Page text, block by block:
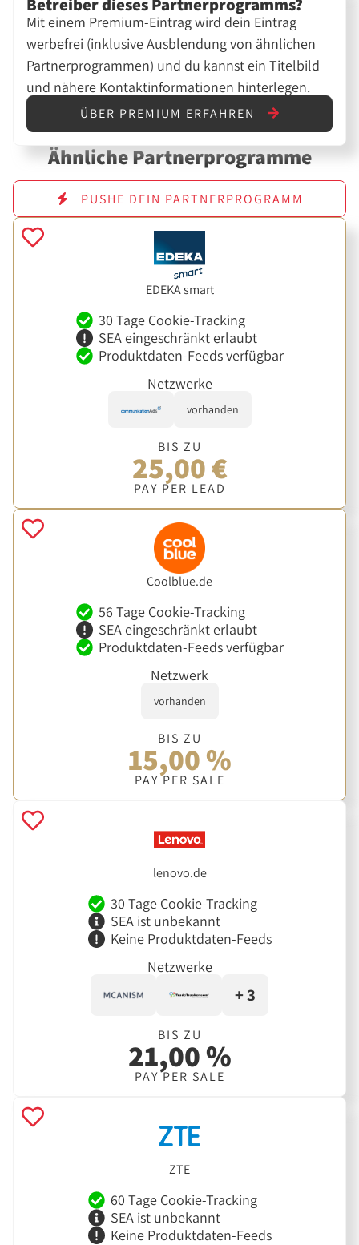
Mit einem Premium-Eintrag wird dein Eintrag
werbefrei (inklusive Ausblendung von ähnlichen
Partnerprogrammen) und du kannst ein Titelbild
und nähere Kontaktinformationen hinterlegen.
ÜBER PREMIUM ERFAHREN
Ähnliche Partnerprogramme
PUSHE DEIN PARTNERPROGRAMM
EDEKA smart
30 Tage Cookie-Tracking
SEA eingeschränkt erlaubt
Produktdaten-Feeds verfügbar
Netzwerke
vorhanden
BIS ZU
25,00 €
PAY PER LEAD
Coolblue.de
56 Tage Cookie-Tracking
SEA eingeschränkt erlaubt
Produktdaten-Feeds verfügbar
Netzwerk
vorhanden
BIS ZU
15,00 %
PAY PER SALE
lenovo.de
30 Tage Cookie-Tracking
SEA ist unbekannt
Keine Produktdaten-Feeds
Netzwerke
+ 3
BIS ZU
21,00 %
PAY PER SALE
ZTE
60 Tage Cookie-Tracking
SEA ist unbekannt
Keine Produktdaten-Feeds